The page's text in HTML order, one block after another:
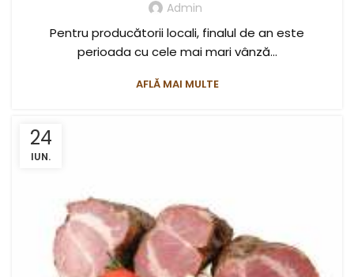
Admin
Pentru producătorii locali, finalul de an este
perioada cu cele mai mari vânză...
AFLĂ MAI MULTE
24
IUN.